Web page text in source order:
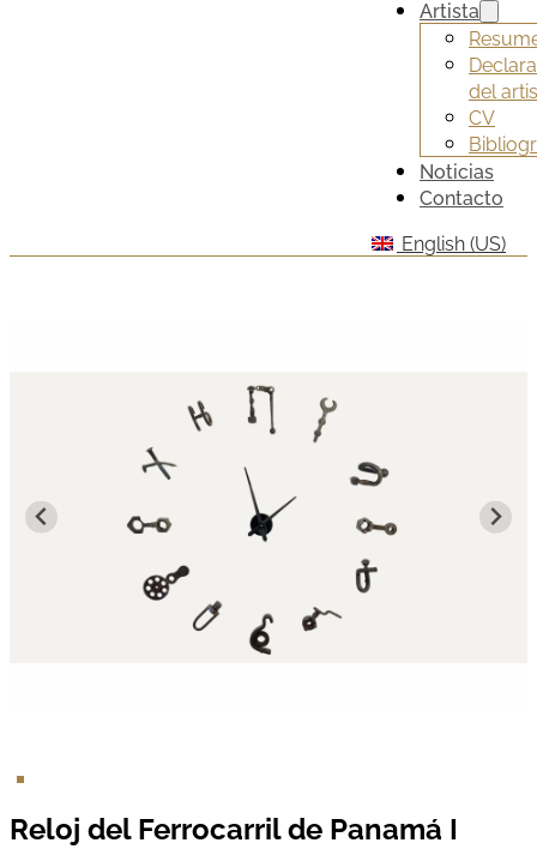
Artista
del
CV
Noticias
Contacto
English (US)
Reloj del Ferrocarril de Panamá I